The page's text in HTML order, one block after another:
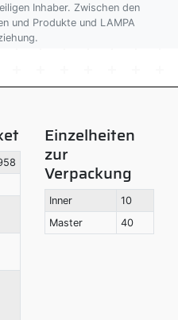
Inhaber. Zwischen den
und Produkte und LAMPA
Einzelheiten
zur
Verpackung
Inner
10
Master
40